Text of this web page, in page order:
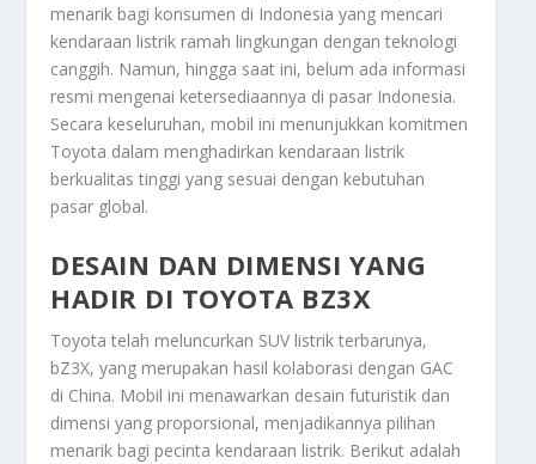
menarik bagi konsumen di Indonesia yang mencari
kendaraan listrik ramah lingkungan dengan teknologi
canggih. Namun, hingga saat ini, belum ada informasi
resmi mengenai ketersediaannya di pasar Indonesia.
Secara keseluruhan, mobil ini menunjukkan komitmen
Toyota dalam menghadirkan kendaraan listrik
berkualitas tinggi yang sesuai dengan kebutuhan
pasar global.
DESAIN DAN DIMENSI YANG
HADIR DI TOYOTA BZ3X
Toyota telah meluncurkan SUV listrik terbarunya,
bZ3X, yang merupakan hasil kolaborasi dengan GAC
di China. Mobil ini menawarkan desain futuristik dan
dimensi yang proporsional, menjadikannya pilihan
menarik bagi pecinta kendaraan listrik. Berikut adalah